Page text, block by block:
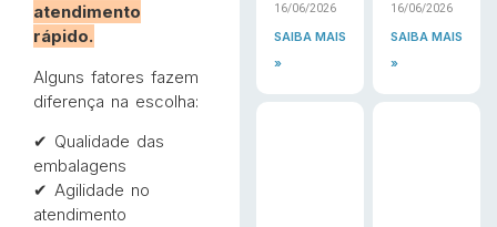
atendimento
rápido.
Alguns fatores fazem
diferença na escolha:
✔ Qualidade das
embalagens
✔ Agilidade no
atendimento
16/06/2026
SAIBA MAIS
»
16/06/2026
SAIBA MAIS
»